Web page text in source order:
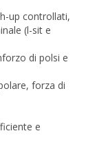
up controllati,
(l-sit e
di polsi e
forza di
e